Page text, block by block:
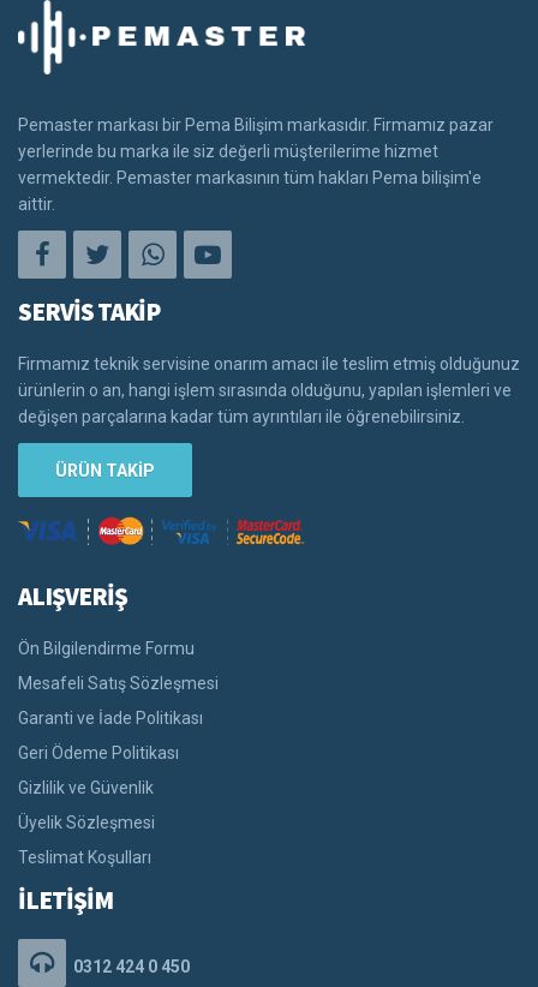
Pemaster markası bir Pema Bilişim markasıdır. Firmamız pazar
yerlerinde bu marka ile siz değerli müşterilerime hizmet
vermektedir. Pemaster markasının tüm hakları Pema bilişim'e
aittir.
SERVİS TAKİP
Firmamız teknik servisine onarım amacı ile teslim etmiş olduğunuz
ürünlerin o an, hangi işlem sırasında olduğunu, yapılan işlemleri ve
değişen parçalarına kadar tüm ayrıntıları ile öğrenebilirsiniz.
ÜRÜN TAKİP
ALIŞVERİŞ
Ön Bilgilendirme Formu
Mesafeli Satış Sözleşmesi
Garanti ve İade Politikası
Geri Ödeme Politikası
Gizlilik ve Güvenlik
Üyelik Sözleşmesi
Teslimat Koşulları
İLETİŞİM
0312 424 0 450